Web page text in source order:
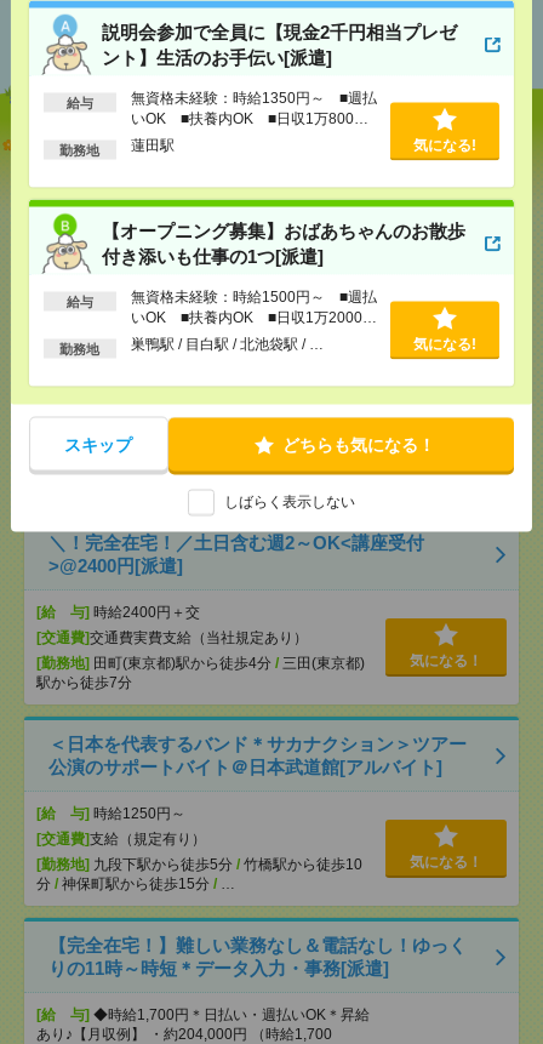
説明会参加で全員に【現金2千円相当プレゼ
ント】生活のお手伝い[派遣]
給与
無資格未経験：時給1350円～ ■週払
いOK ■扶養内OK ■日収1万800円
以上
勤務地 蓮田駅 気になる!
【オープニング募集】おばあちゃんのお散歩
付き添いも仕事の1つ[派遣]
給与
無資格未経験：時給1500円～ ■週払
いOK ■扶養内OK ■日収1万2000円
以上
勤務地 巣鴨駅 / 目白駅 / 北池袋駅 / … 気になる!
スキップ どちらも気になる！
しばらく表示しない
あなたの閲覧履歴からの
おすすめ
説明会参加で全員に【現金2千円相当プレゼント】生
活のお手伝い[派遣]
[給 与]無資格未経験：時給1350円～ ■週払い
OK ■扶養内OK ■日収1万800円以上
[交通費]
交通費全額支給
【オープニング募集】おばあちゃんのお散歩付き添
[交通費]交通費全額支給
＼！完全在宅！／土日含む週2～OK<講座受付
>@2400円[派遣]
[給 与] 時給2400円＋交
[交通費]交通費実費支給（当社規定あり）
[勤務地] 田町(東京都)駅から徒歩4分 / 三田(東京都)
駅から徒歩7分
気になる！
＜日本を代表するバンド＊サカナクション＞ツアー
公演のサポートバイト＠日本武道館[アルバイト]
[給 与] 時給1250円～
[交通費]支給（規定有り）
[勤務地] 九段下駅から徒歩5分 / 竹橋駅から徒歩10
分 / 神保町駅から徒歩15分 / …
気になる！
【完全在宅！】難しい業務なし＆電話なし！ゆっく
りの11時～時短＊データ入力・事務[派遣]
[給 与] ◆時給1,700円＊日払い・週払いOK＊昇給
あり♪【月収例】 ・約204,000円 （時給1,700